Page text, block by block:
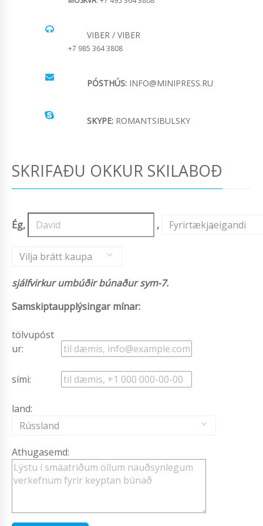
VIBER / VIBER
+7 985 364 3808
PÓSTHÚS: INFO@MINIPRESS.RU
SKYPE: ROMANTSIBULSKY
SKRIFAÐU OKKUR SKILABOÐ
Ég, , Fyrirtækjaeigandi
,
Vilja brátt kaupa
sjálfvirkur umbúðir búnaður sym-7.
Samskiptaupplýsingar mínar:
tölvupóst
ur:
sími:
land:
Rússland
Athugasemd: